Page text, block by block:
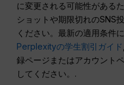
に変更される可能性がある
ショットや期限切れのSNS
ください。最新の適用条件
Perplexityの学生割引ガイド
録ページまたはアカウント
してください。.